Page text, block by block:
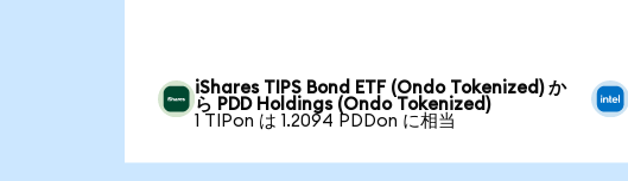
iShares TIPS Bond ETF (Ondo Tokenized) か
ら PDD Holdings (Ondo Tokenized)
1 TIPon は 1.2094 PDDon に相当